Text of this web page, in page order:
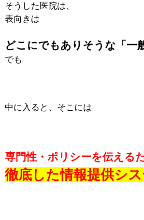
そうした医院は、
表向きは
どこにでもありそうな「一
でも
中に入ると、そこには
専門性・ポリシーを伝える
徹底した情報提供シ